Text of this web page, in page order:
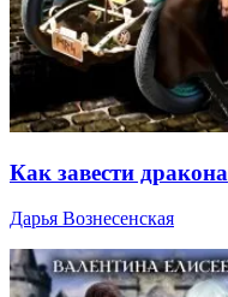
Как завести дракона
Дарья Вознесенская